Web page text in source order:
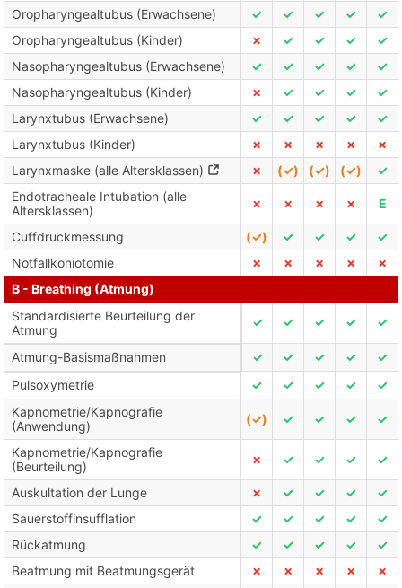
Oropharyngealtubus (Erwachsene)
✓ ✓ ✓ ✓
✓
Oropharyngealtubus (Kinder)
✗ ✓ ✓ ✓
✓
Nasopharyngealtubus (Erwachsene)
✓ ✓ ✓ ✓
✓
Nasopharyngealtubus (Kinder)
✗ ✓ ✓ ✓
✓
Larynxtubus (Erwachsene)
✓ ✓ ✓ ✓
✓
Larynxtubus (Kinder)
✗ ✗ ✗ ✗
✗
Larynxmaske (alle Altersklassen)
✗ (✓) (✓) (✓)
✓
Endotracheale Intubation (alle
Altersklassen)
✗ ✗ ✗ ✗ E
Cuffdruckmessung (✓) ✓ ✓ ✓
✓
Notfallkoniotomie
✗ ✗ ✗ ✗
✗
B - Breathing (Atmung)
Standardisierte Beurteilung der
Atmung
✓ ✓ ✓ ✓ ✓
Atmung-Basismaßnahmen ✓ ✓ ✓ ✓
✓
Pulsoxymetrie
✓ ✓ ✓ ✓
✓
Kapnometrie/Kapnografie
(Anwendung)
(✓) ✓ ✓ ✓ ✓
Kapnometrie/Kapnografie
(Beurteilung)
✗ ✓ ✓ ✓ ✓
Auskultation der Lunge ✗ ✓ ✓ ✓
✓
Sauerstoffinsufflation
✓ ✓ ✓ ✓
✓
Rückatmung
✓ ✓ ✓ ✓
✓
Beatmung mit Beatmungsgerät
✗ ✗ ✗ ✗
✗